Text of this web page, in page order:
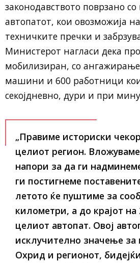
законодавството поврзано
автопатот, кои овозможија
техничките пречки и
Министерот нагласи дека
мобилизиран, со
машини и 600 работници
секојдневно, дури и при
„Правиме историски
целиот регион.
напори за да ги
ги постигнеме
летото ќе пуштиме за
километри, а до крајот на
целиот автопат. Овој
исклучително значење за
Охрид и регионот,